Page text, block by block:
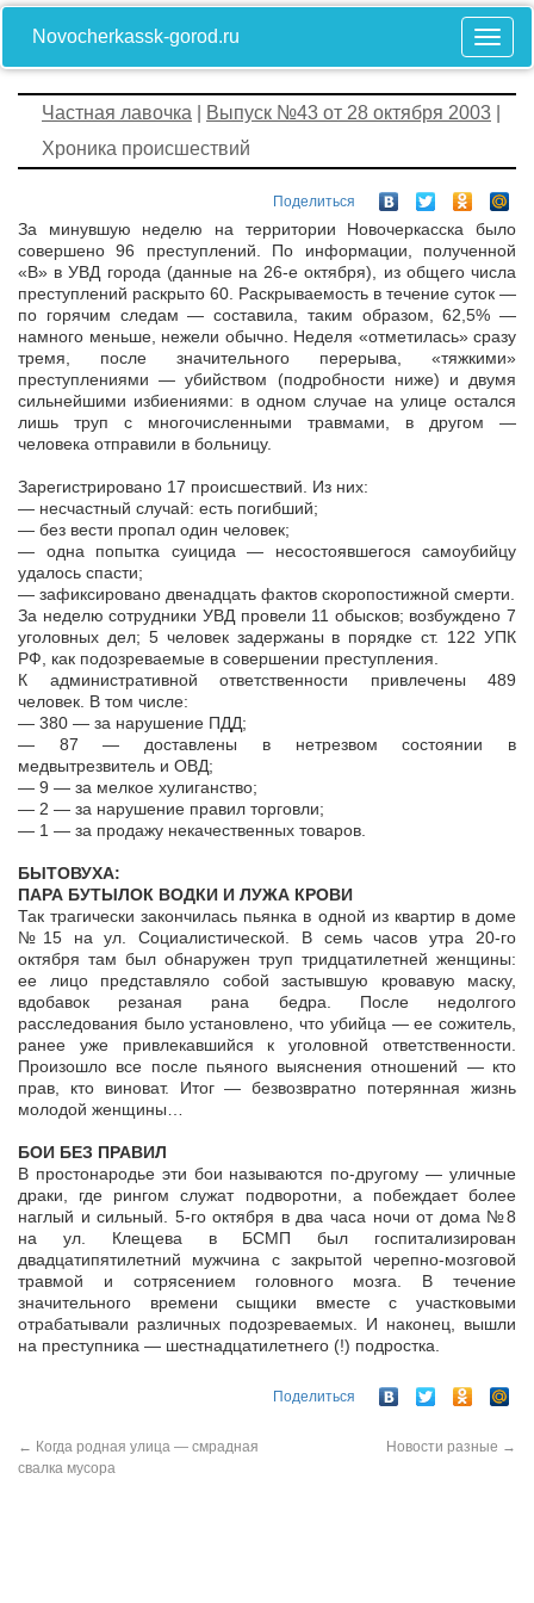
Novocherkassk-gorod.ru
Частная лавочка Выпуск №43 от 28 октября 2003
Хроника происшествий
Поделиться
За минувшую неделю на территории Новочеркасска было
совершено 96 преступлений. По информации, полученной
«В» в УВД города (данные на 26-е октября), из общего числа
преступлений раскрыто 60. Раскрываемость в течение суток —
по горячим следам — составила, таким образом, 62,5% —
намного меньше, нежели обычно. Неделя «отметилась» сразу
тремя, после значительного перерыва, «тяжкими»
преступлениями — убийством (подробности ниже) и двумя
сильнейшими избиениями: в одном случае на улице остался
лишь труп с многочисленными травмами, в другом —
человека отправили в больницу.
Зарегистрировано 17 происшествий. Из них:
— несчастный случай: есть погибший;
— без вести пропал один человек;
— одна попытка суицида — несостоявшегося самоубийцу
удалось спасти;
— зафиксировано двенадцать фактов скоропостижной смерти.
За неделю сотрудники УВД провели 11 обысков; возбуждено 7
уголовных дел; 5 человек задержаны в порядке ст. 122 УПК
РФ, как подозреваемые в совершении преступления.
К административной ответственности привлечены 489
человек. В том числе:
— 380 — за нарушение ПДД;
— 87 — доставлены в нетрезвом состоянии в
медвытрезвитель и ОВД;
— 9 — за мелкое хулиганство;
— 2 — за нарушение правил торговли;
— 1 — за продажу некачественных товаров.
БЫТОВУХА:
ПАРА БУТЫЛОК ВОДКИ И ЛУЖА КРОВИ
Так трагически закончилась пьянка в одной из квартир в доме
№15 на ул. Социалистической. В семь часов утра 20-го
октября там был обнаружен труп тридцатилетней женщины:
ее лицо представляло собой застывшую кровавую маску,
вдобавок резаная рана бедра. После недолгого
расследования было установлено, что убийца — ее сожитель,
ранее уже привлекавшийся к уголовной ответственности.
Произошло все после пьяного выяснения отношений — кто
прав, кто виноват. Итог — безвозвратно потерянная жизнь
молодой женщины…
БОИ БЕЗ ПРАВИЛ
В простонародье эти бои называются по-другому — уличные
драки, где рингом служат подворотни, а побеждает более
наглый и сильный. 5-го октября в два часа ночи от дома №8
на ул. Клещева в БСМП был госпитализирован
двадцатипятилетний мужчина с закрытой черепно-мозговой
травмой и сотрясением головного мозга. В течение
значительного времени сыщики вместе с участковыми
отрабатывали различных подозреваемых. И наконец, вышли
на преступника — шестнадцатилетнего (!) подростка.
Поделиться
← Когда родная улица — смрадная
свалка мусора
Новости разные →